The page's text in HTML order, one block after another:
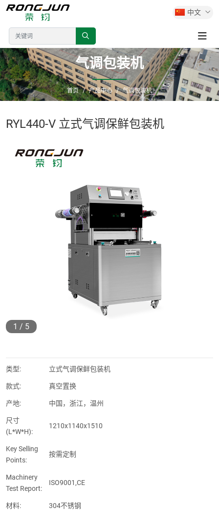
中文
气调包装机
首页 产品中心 气调包装机
RYL440-V 立式气调保鲜包装机
类型: 立式气调保鲜包装机
款式: 真空置换
产地: 中国，浙江，温州
尺寸
(L*W*H):
1210x1140x1510
Key Selling
Points:
按需定制
Machinery
Test Report:
ISO9001,CE
材料: 304不锈钢
1 / 5